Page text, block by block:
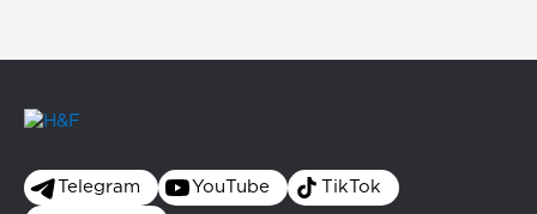
Telegram YouTube TikTok